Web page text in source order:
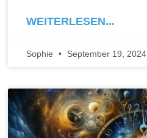
WEITERLESEN...
Sophie September 19, 2024